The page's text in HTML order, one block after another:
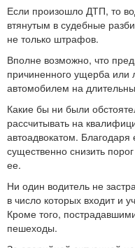
Если произошло ДТП, то
втянутым в судебные
не только штрафов.
Вполне возможно, что
причиненного ущерба или
автомобилем на
Какие бы ни были
рассчитывать на
автоадвокатом.
существенно снизить
ее.
Ни один водитель не
в число которых входит и
Кроме того,
пешеходы.